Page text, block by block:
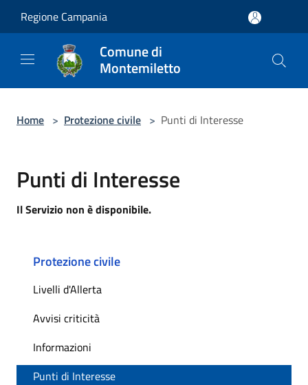
Regione Campania
Comune di
Montemiletto
Home > Protezione civile > Punti di Interesse
Punti di Interesse
Il Servizio non è disponibile.
Protezione civile
Livelli d'Allerta
Avvisi criticità
Informazioni
Punti di Interesse